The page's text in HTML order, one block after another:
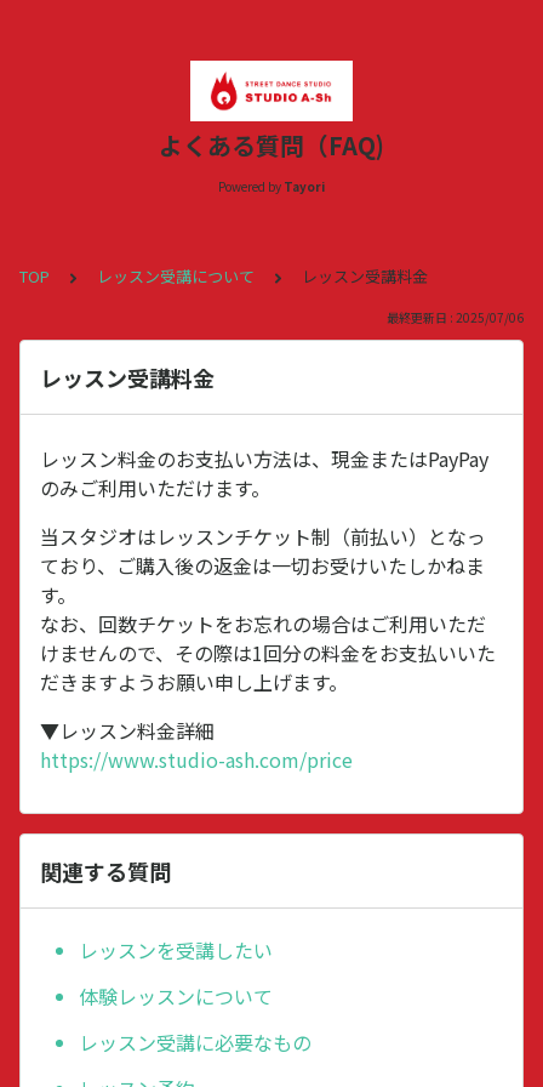
よくある質問（FAQ)
Powered by Tayori
TOP レッスン受講について レッスン受講料金
最終更新日 : 2025/07/06
レッスン受講料金
レッスン料金のお支払い方法は、現金またはPayPay
のみご利用いただけます。
当スタジオはレッスンチケット制（前払い）となっ
ており、ご購入後の返金は一切お受けいたしかねま
す。
なお、回数チケットをお忘れの場合はご利用いただ
けませんので、その際は1回分の料金をお支払いいた
だきますようお願い申し上げます。
▼レッスン料金詳細
https://www.studio-ash.com/price
関連する質問
レッスンを受講したい
体験レッスンについて
レッスン受講に必要なもの